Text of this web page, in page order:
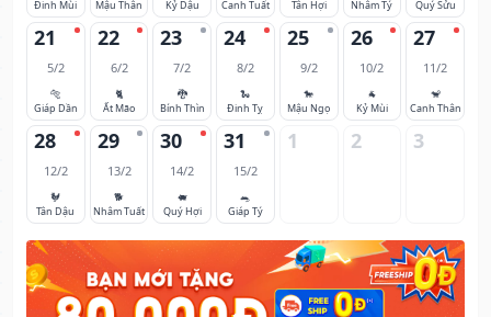
Đinh Mùi
Mậu Thân
Kỷ Dậu
Canh Tuất
Tân Hợi
Nhâm Tý
Quý Sửu
21
5/2
🐅
Giáp Dần
22
6/2
🐈
Ất Mão
23
7/2
🐉
Bính Thìn
24
8/2
🐍
Đinh Tỵ
25
9/2
🐎
Mậu Ngọ
26
10/2
🐐
Kỷ Mùi
27
11/2
🐒
Canh Thân
28
12/2
🐓
Tân Dậu
29
13/2
🐕
Nhâm Tuất
30
14/2
🐖
Quý Hợi
31
15/2
🐀
Giáp Tý
1 2 3